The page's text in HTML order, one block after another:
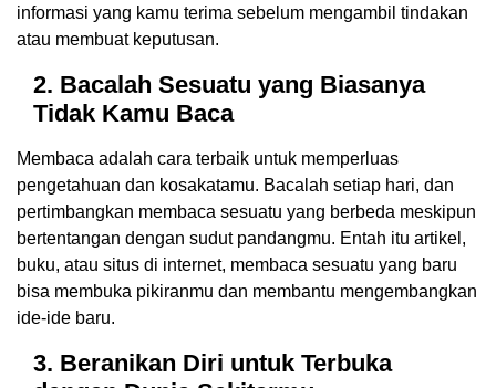
informasi yang kamu terima sebelum mengambil tindakan
atau membuat keputusan.
2. Bacalah Sesuatu yang Biasanya
Tidak Kamu Baca
Membaca adalah cara terbaik untuk memperluas
pengetahuan dan kosakatamu. Bacalah setiap hari, dan
pertimbangkan membaca sesuatu yang berbeda meskipun
bertentangan dengan sudut pandangmu. Entah itu artikel,
buku, atau situs di internet, membaca sesuatu yang baru
bisa membuka pikiranmu dan membantu mengembangkan
ide-ide baru.
3. Beranikan Diri untuk Terbuka